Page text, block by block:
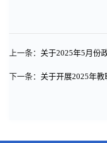
上一条： 关于2025年5月份
下一条： 关于开展2025年